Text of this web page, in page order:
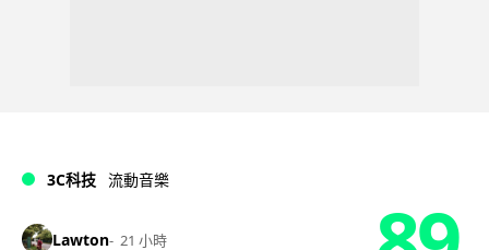
3C科技 流動音樂
Lawton 21 小時